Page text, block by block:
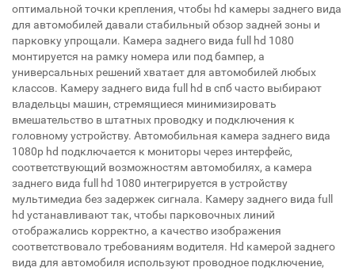
оптимальной точки крепления, чтобы hd камеры заднего вида
для автомобилей давали стабильный обзор задней зоны и
парковку упрощали. Камера заднего вида full hd 1080
монтируется на рамку номера или под бампер, а
универсальных решений хватает для автомобилей любых
классов. Камеру заднего вида full hd в спб часто выбирают
владельцы машин, стремящиеся минимизировать
вмешательство в штатных проводку и подключения к
головному устройству. Автомобильная камера заднего вида
1080p hd подключается к мониторы через интерфейс,
соответствующий возможностям автомобилях, а камера
заднего вида full hd 1080 интегрируется в устройству
мультимедиа без задержек сигнала. Камеру заднего вида full
hd устанавливают так, чтобы парковочных линий
отображались корректно, а качество изображения
соответствовало требованиям водителя. Hd камерой заднего
вида для автомобиля используют проводное подключение,